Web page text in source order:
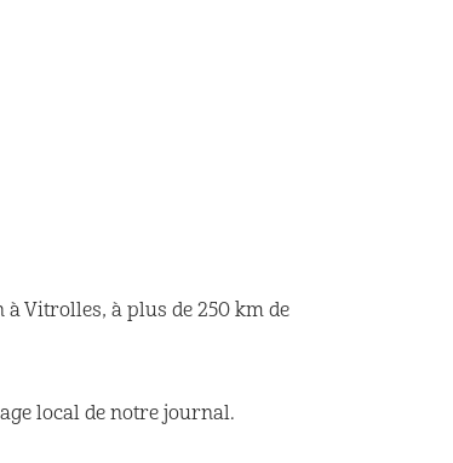
Vitrolles, à plus de 250 km de
local de notre journal.